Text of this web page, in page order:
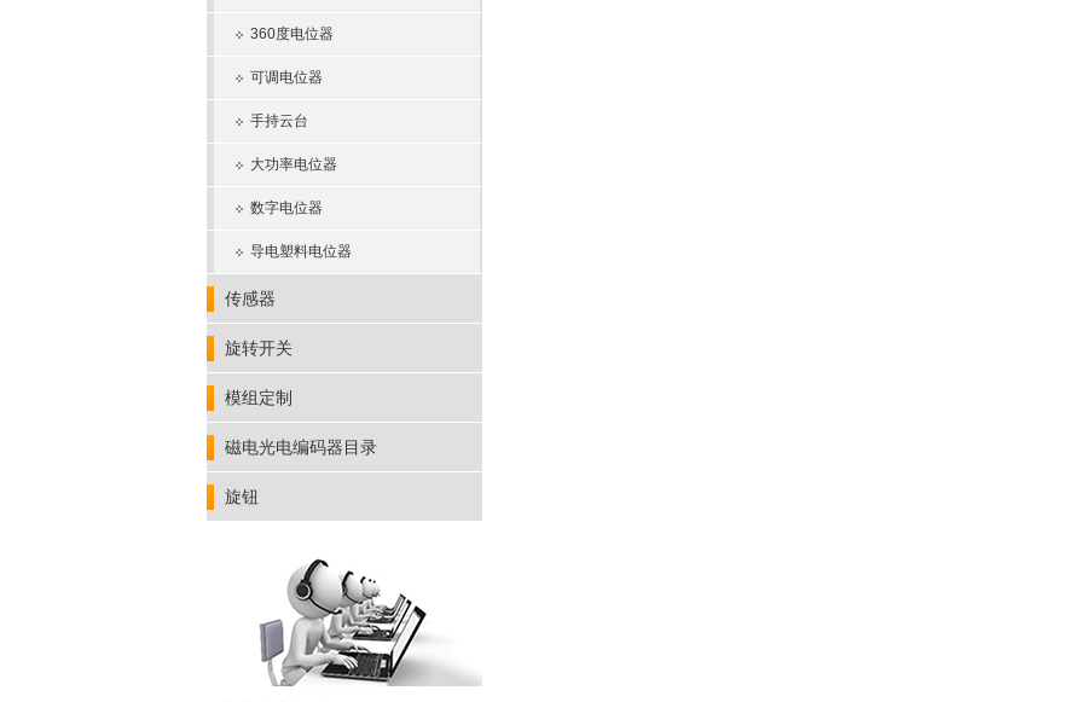
360度电位器
可调电位器
手持云台
大功率电位器
数字电位器
导电塑料电位器
传感器
旋转开关
模组定制
磁电光电编码器目录
旋钮